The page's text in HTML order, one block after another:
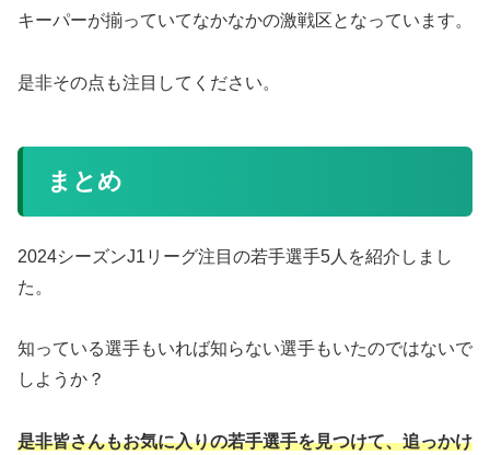
キーパーが揃っていてなかなかの激戦区となっています。
是非その点も注目してください。
まとめ
2024シーズンJ1リーグ注目の若手選手5人を紹介しまし
た。
知っている選手もいれば知らない選手もいたのではないで
しようか？
是非皆さんもお気に入りの若手選手を見つけて、追っかけ